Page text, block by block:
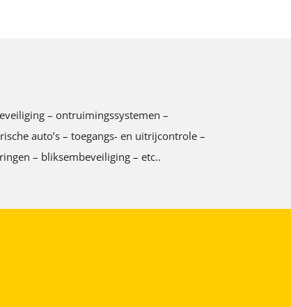
– ontruimingssystemen –
auto’s – toegangs- en uitrijcontrole –
– bliksembeveiliging – etc..